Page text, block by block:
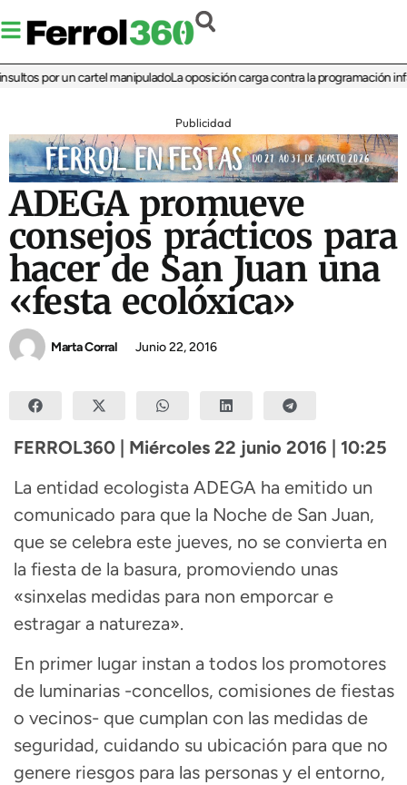
por un cartel manipuladoLa oposición carga contra la programación
Publicidad
ADEGA promueve
consejos prácticos para
hacer de San Juan una
«festa ecolóxica»
Marta Corral Junio 22, 2016
FERROL360 | Miércoles 22 junio 2016 | 10:25
La entidad ecologista ADEGA ha emitido un
comunicado para que la Noche de San Juan,
que se celebra este jueves, no se convierta en
la fiesta de la basura, promoviendo unas
«sinxelas medidas para non emporcar e
estragar a natureza».
En primer lugar instan a todos los promotores
de luminarias -concellos, comisiones de fiestas
o vecinos- que cumplan con las medidas de
seguridad, cuidando su ubicación para que no
genere riesgos para las personas y el entorno,